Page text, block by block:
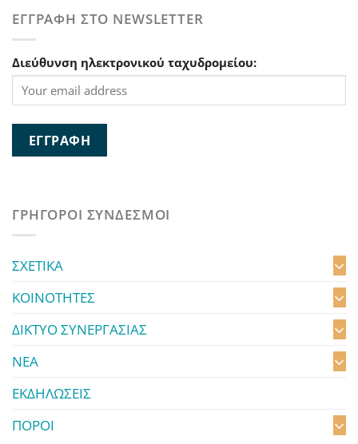
ΕΓΓΡΑΦΗ ΣΤΟ NEWSLETTER
Διεύθυνση ηλεκτρονικού ταχυδρομείου:
ΓΡΗΓΟΡΟΙ ΣΥΝΔΕΣΜΟΙ
ΣΧΕΤΙΚΑ
ΚΟΙΝΟΤΗΤΕΣ
ΔΙΚΤΥΟ ΣΥΝΕΡΓΑΣΙΑΣ
ΝΕΑ
ΕΚΔΗΛΩΣΕΙΣ
ΠΟΡΟΙ